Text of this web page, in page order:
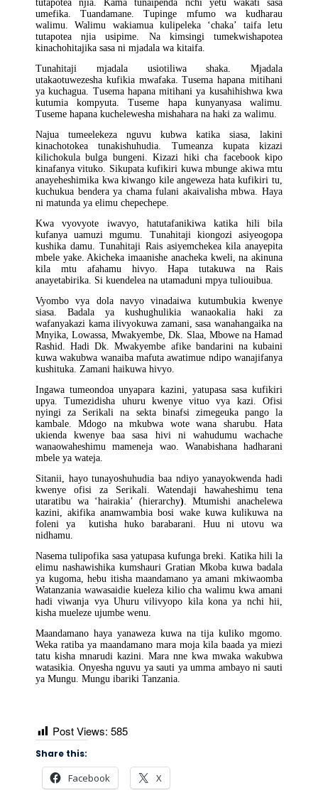
tutapotea njia. Kama tunaipenda nchi yetu wakati sasa
umefika. Tuandamane. Tupinge mfumo wa kudharau
walimu. Walimu wakiamua kulipeleka ‘chaka’ taifa letu
tutapotea njia usipime. Na kimsingi tumekwishapotea
kinachohitajika sasa ni mjadala wa kitaifa.
Tunahitaji mjadala usiotiliwa shaka. Mjadala
utakaotuwezesha kufikia mwafaka. Tusema hapana mitihani
ya kuchagua. Tusema hapana mitihani ya kusahihishwa kwa
kutumia kompyuta. Tuseme hapa kunyanyasa walimu.
Tuseme hapana kuchelewesha mishahara na haki za walimu.
Najua tumeelekeza nguvu kubwa katika siasa, lakini
kinachotokea tunakishuhudia. Tumeanza kupata kizazi
kilichokula bulga bungeni. Kizazi hiki cha facebook kipo
kinafanya vituko. Sikupata kufikiri kuwa mbunge akiwa mtu
anayeheshimika kwa kiwango kile angeweza hata kufikiri tu,
kuchukua bendera ya chama fulani akaivalisha mbwa. Haya
ni matunda ya elimu chepechepe.
Kwa vyovyote iwavyo, hatutafanikiwa katika hili bila
kufanya uamuzi mgumu. Tunahitaji kiongozi asiyeogopa
kushika damu. Tunahitaji Rais asiyemchekea kila anayepita
mbele yake. Akicheka imaanishe anacheka kweli, na akinuna
kila mtu afahamu hivyo. Hapa tutakuwa na Rais
anayetabirika. Si kuendelea na utamaduni mpya tuliouibua.
Vyombo vya dola navyo vinadaiwa kutumbukia kwenye
siasa. Badala ya kushughulikia wanaokalia haki za
wafanyakazi kama ilivyokuwa zamani, sasa wanahangaika na
Mnyika, Lowassa, Mwakyembe, Dk. Slaa, Mbowe na Hamad
Rashid. Hadi Dk. Mwakyembe afike bandarini na kubaini
kuwa wakubwa wanaiba mafuta awatimue ndipo wanajifanya
kushituka. Zamani haikuwa hivyo.
Ingawa tumeondoa unyapara kazini, yatupasa sasa kufikiri
upya. Tumezidisha uhuru kwenye vituo vya kazi. Ofisi
nyingi za Serikali na sekta binafsi zimegeuka pango la
kambale. Mdogo na mkubwa wote wana sharubu. Hata
ukienda kwenye baa sasa hivi ni wahudumu wachache
wanaowaheshimu mameneja wao. Wanabishana hadharani
mbele ya wateja.
Sitanii, hayo tunayoshuhudia baa ndiyo yanayokwenda hadi
kwenye ofisi za Serikali. Watendaji hawaheshimu tena
utaratibu wa ‘hairakia’ (hierarchy). Mtumishi anachelewa
kazini, akifika anamwambia bosi wake kuwa kulikuwa na
foleni ya kutisha huko barabarani. Huu ni utovu wa
nidhamu.
Nasema tulipofika sasa yatupasa kufunga breki. Katika hili la
elimu nashawishika kumshauri Gratian Mkoba kuwa badala
ya kugoma, hebu itisha maandamano ya amani mkiwaomba
Watanzania wawasaidie kueleza kilio cha walimu kwa amani
hadi viwanja vya Uhuru vilivyopo kila kona ya nchi hii,
kisha mueleze ujumbe wenu.
Maandamano haya yanaweza kuwa na tija kuliko mgomo.
Weka ratiba ya maandamano mara moja kila baada ya miezi
tatu kisha mnarudi kazini. Mara nne kwa mwaka wakubwa
watasikia. Onyesha nguvu ya sauti ya umma ambayo ni sauti
ya Mungu. Mungu ibariki Tanzania.
Post Views: 585
Share this:
Facebook X